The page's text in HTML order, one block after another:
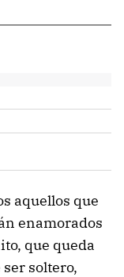
aquellos que
enamorados
que queda
soltero,